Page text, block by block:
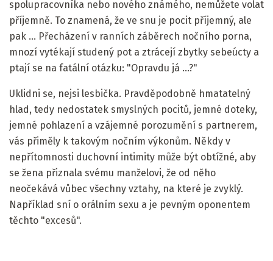
spolupracovníka nebo nového známého, nemůžete volat
příjemně. To znamená, že ve snu je pocit příjemný, ale
pak ... Přecházení v ranních záběrech nočního porna,
mnozí vytékají studený pot a ztrácejí zbytky sebeúcty a
ptají se na fatální otázku: "Opravdu já ...?"
Uklidni se, nejsi lesbička. Pravděpodobně hmatatelný
hlad, tedy nedostatek smyslných pocitů, jemné doteky,
jemné pohlazení a vzájemné porozumění s partnerem,
vás přiměly k takovým nočním výkonům. Někdy v
nepřítomnosti duchovní intimity může být obtížné, aby
se žena přiznala svému manželovi, že od něho
neočekává vůbec všechny vztahy, na které je zvyklý.
Například sní o orálním sexu a je pevným oponentem
těchto "excesů".